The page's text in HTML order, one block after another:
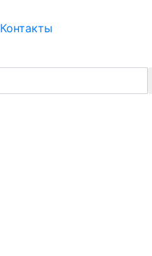
Контакты